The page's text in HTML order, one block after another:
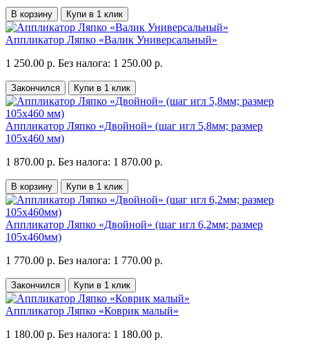
В корзину Купи в 1 клик
Аппликатор Ляпко «Валик Универсальный»
1 250.00 р. Без налога: 1 250.00 р.
Закончился Купи в 1 клик
Аппликатор Ляпко «Двойной» (шаг игл 5,8мм; размер
105х460 мм)
1 870.00 р. Без налога: 1 870.00 р.
В корзину Купи в 1 клик
Аппликатор Ляпко «Двойной» (шаг игл 6,2мм; размер
105х460мм)
1 770.00 р. Без налога: 1 770.00 р.
Закончился Купи в 1 клик
Аппликатор Ляпко «Коврик малый»
1 180.00 р. Без налога: 1 180.00 р.